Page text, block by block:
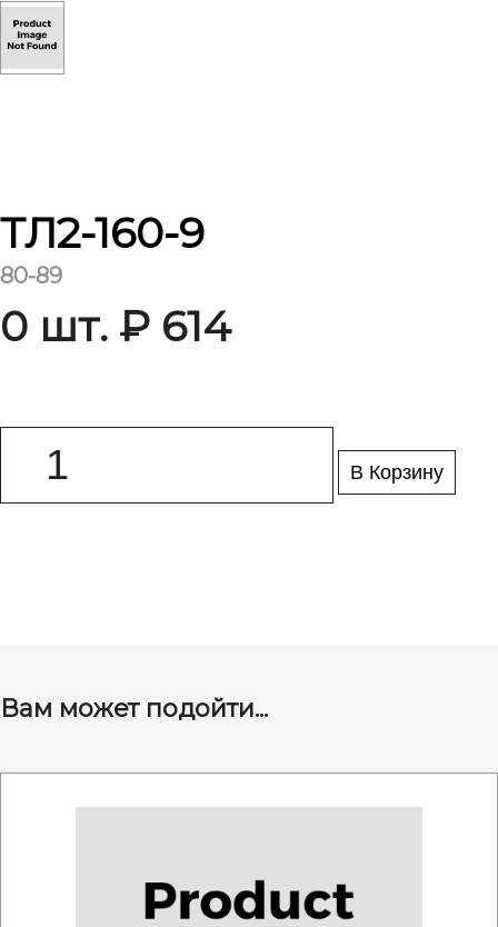
ТЛ2-160-9
80-89
0 шт. ₽ 614
В Корзину
Вам может подойти...